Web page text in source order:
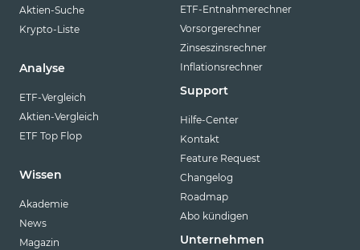
Aktien-Suche
Krypto-Liste
Analyse
ETF-Vergleich
Aktien-Vergleich
ETF Top Flop
Wissen
Akademie
News
Magazin
ETF-Entnahmerechner
Vorsorgerechner
Zinseszinsrechner
Inflationsrechner
Support
Hilfe-Center
Kontakt
Feature Request
Changelog
Roadmap
Abo kündigen
Unternehmen